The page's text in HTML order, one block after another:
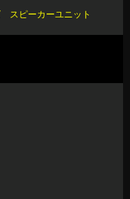
ピーカーユニット